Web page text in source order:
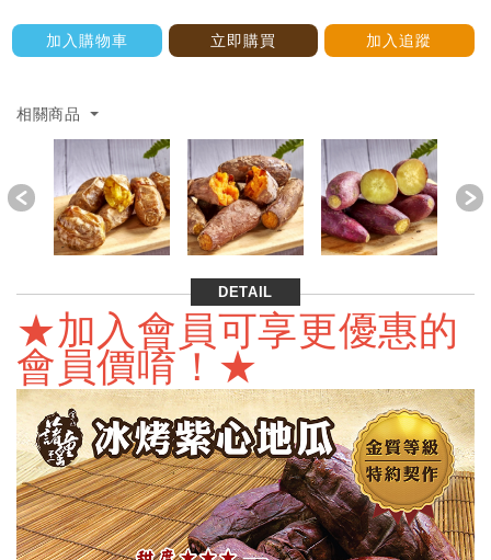
加入購物車 立即購買 加入追蹤
相關商品
Previous
DETAIL
★加入會員可享更優惠的
會員價唷！★